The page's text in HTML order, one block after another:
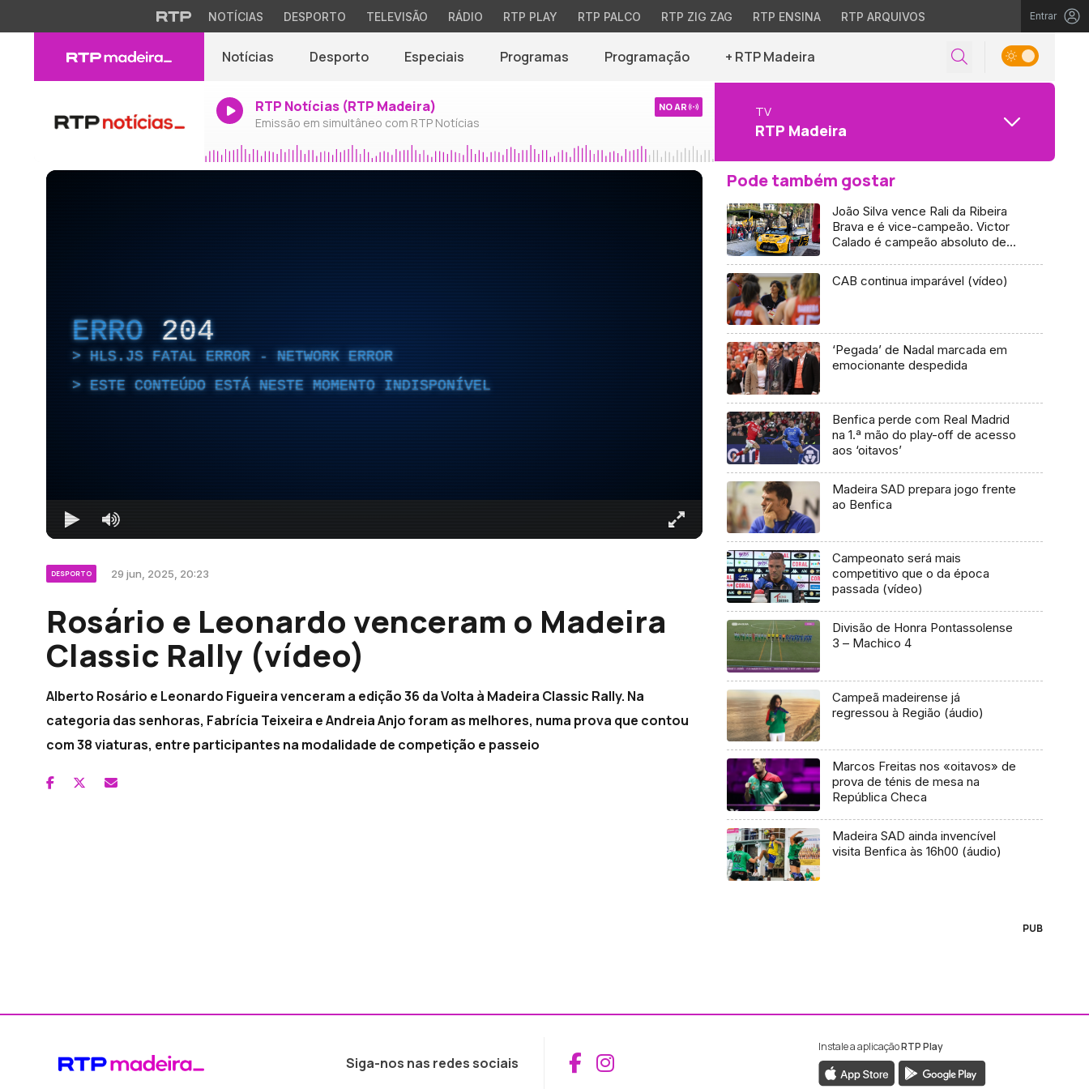
NOTÍCIAS DESPORTO TELEVISÃO RÁDIO RTP PLAY RTP PALCO RTP ZIG ZAG RTP ENSINA RTP ARQUIVOS Entrar
Notícias Desporto Especiais Programas Programação + RTP Madeira
RTP Notícias (RTP Madeira)
Emissão em simultâneo com RTP Notícias
NO AR TV
RTP Madeira
ERRO 204
HLS.JS FATAL ERROR - NETWORK ERROR
ESTE CONTEÚDO ESTÁ NESTE MOMENTO INDISPONÍVEL
DESPORTO 29 jun, 2025, 20:23
Rosário e Leonardo venceram o Madeira
Classic Rally (vídeo)
Alberto Rosário e Leonardo Figueira venceram a edição 36 da Volta à Madeira Classic Rally. Na
categoria das senhoras, Fabrícia Teixeira e Andreia Anjo foram as melhores, numa prova que contou
com 38 viaturas, entre participantes na modalidade de competição e passeio
Pode também gostar
João Silva vence Rali da Ribeira
Brava e é vice-campeão. Victor
Calado é campeão absoluto de
CAB continua imparável (vídeo)
‘Pegada’ de Nadal marcada em
emocionante despedida
Benfica perde com Real Madrid
na 1.ª mão do play-off de acesso
aos ‘oitavos’
Madeira SAD prepara jogo frente
ao Benfica
Campeonato será mais
competitivo que o da época
passada (vídeo)
Divisão de Honra Pontassolense
3 – Machico 4
Campeã madeirense já
regressou à Região (áudio)
Marcos Freitas nos «oitavos» de
prova de ténis de mesa na
República Checa
Madeira SAD ainda invencível
visita Benfica às 16h00 (áudio)
PUB
Siga-nos nas redes sociais Aceder ao Facebook da RTP Madeira
Aceder ao Instagram da RTP Madeira
Instale a aplicaçãoRTP Play